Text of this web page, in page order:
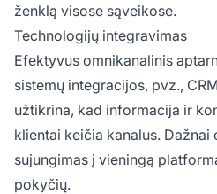
ženklą visose sąveikose.
Technologijų integravimas
Efektyvus omnikanalinis
sistemų integracijos, pvz.,
užtikrina, kad informacija ir
klientai keičia kanalus. Dažnai
sujungimas į vieningą
pokyčių.